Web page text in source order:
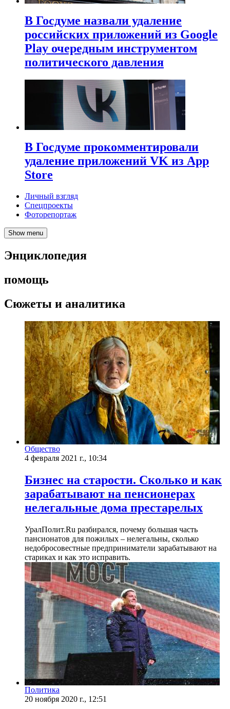
В Госдуме назвали удаление
российских приложений из Google
Play очередным инструментом
политического давления
В Госдуме прокомментировали
удаление приложений VK из App
Store
Личный взгляд
Спецпроекты
Фоторепортаж
Show menu
Энциклопедия
помощь
Сюжеты и аналитика
Общество
4 февраля 2021 г., 10:34
​Бизнес на старости. Сколько и как
зарабатывают на пенсионерах
нелегальные дома престарелых
УралПолит.Ru разбирался, почему большая часть
пансионатов для пожилых – нелегальны, сколько
недобросовестные предприниматели зарабатывают на
стариках и как это исправить.
Политика
20 ноября 2020 г., 12:51